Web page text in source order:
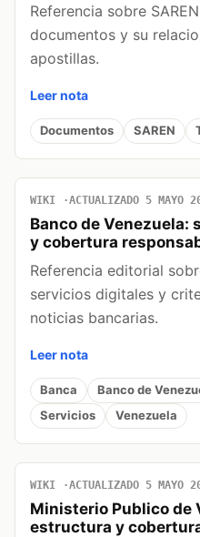
Referencia sobre
documentos y su
apostillas.
Leer nota
Documentos SAREN
WIKI ACTUALIZADO 5 MAYO
Banco de Venezuela:
y cobertura
Referencia editorial
servicios digitales y
noticias bancarias.
Leer nota
Banca Banco de
Servicios
Venezuela
WIKI ACTUALIZADO 5 MAYO
Ministerio Publico de
estructura y